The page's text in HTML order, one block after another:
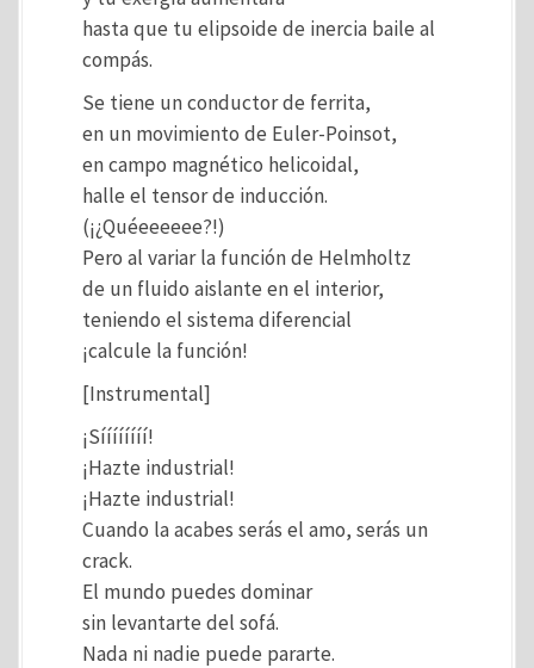
hasta que tu elipsoide de inercia baile al
compás.
Se tiene un conductor de ferrita,
en un movimiento de Euler-Poinsot,
en campo magnético helicoidal,
halle el tensor de inducción.
(¡¿Quéeeeeee?!)
Pero al variar la función de Helmholtz
de un fluido aislante en el interior,
teniendo el sistema diferencial
¡calcule la función!
[Instrumental]
¡Síííííííí!
¡Hazte industrial!
¡Hazte industrial!
Cuando la acabes serás el amo, serás un
crack.
El mundo puedes dominar
sin levantarte del sofá.
Nada ni nadie puede pararte.